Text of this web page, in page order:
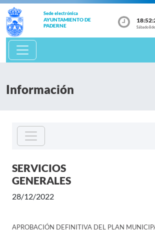
Sede electrónica
AYUNTAMIENTO DE
PADERNE
Sábado 8
Información
SERVICIOS
GENERALES
28/12/2022
APROBACIÓN DEFINITIVA DEL PLAN